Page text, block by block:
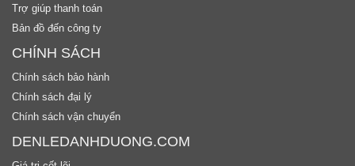
Trợ giúp thanh toán
Bản đồ đến công ty
CHÍNH SÁCH
Chính sách bảo hành
Chính sách đại lý
Chính sách vận chuyển
DENLEDANHDUONG.COM